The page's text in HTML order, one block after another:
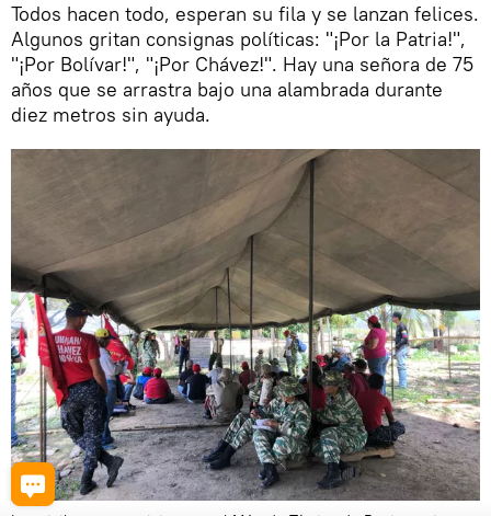
Todos hacen todo, esperan su fila y se lanzan felices.
Algunos gritan consignas políticas: "¡Por la Patria!",
"¡Por Bolívar!", "¡Por Chávez!". Hay una señora de 75
años que se arrastra bajo una alambrada durante
diez metros sin ayuda.